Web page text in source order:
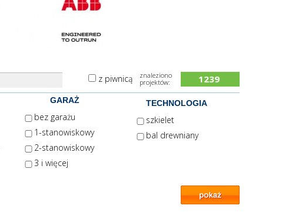
z piwnicą 1239
znaleziono
projektów:
GARAŻ
bez garażu
1-stanowiskowy
2-stanowiskowy
3 i więcej
TECHNOLOGIA
szkielet
bal drewniany